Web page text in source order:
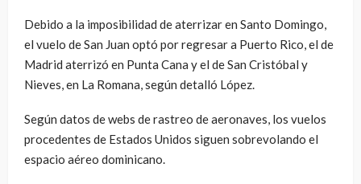
Debido a la imposibilidad de aterrizar en Santo Domingo,
el vuelo de San Juan optó por regresar a Puerto Rico, el de
Madrid aterrizó en Punta Cana y el de San Cristóbal y
Nieves, en La Romana, según detalló López.
Según datos de webs de rastreo de aeronaves, los vuelos
procedentes de Estados Unidos siguen sobrevolando el
espacio aéreo dominicano.